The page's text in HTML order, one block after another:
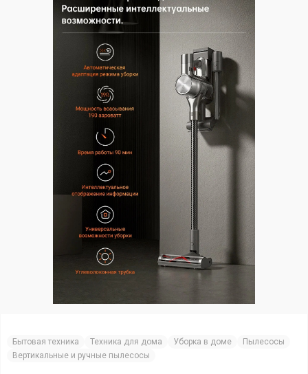
Бытовая техника Техника для дома Уборка в доме
Пылесосы
Вертикальные и ручные пылесосы